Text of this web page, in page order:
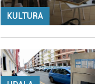
KULTURA